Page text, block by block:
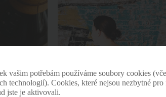
vašim potřebám používáme soubory cookies
technologií). Cookies, které nejsou nezbytné
jste je aktivovali.